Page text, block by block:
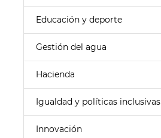
Educación y deporte
Gestión del agua
Hacienda
Igualdad y políticas inclusivas
Innovación